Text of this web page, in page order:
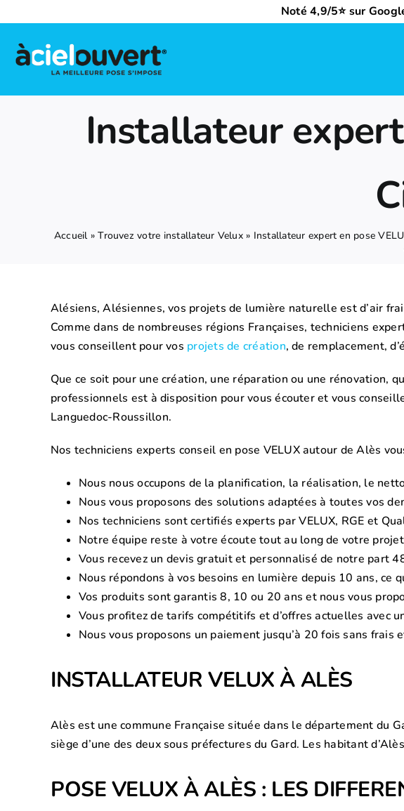
au
contenu
Noté 4,9/5⭐ sur
Nos activités
Qui sommes-nous ?
Nous rejoindre
Installateur
Accueil »Trouvez votre installateur Velux» Installateur expert en pose
Alésiens, Alésiennes, vos projets de lumière naturelle est d’air
Comme dans de nombreuses régions Françaises, techniciens
vous conseillent pour vos projets de création, de remplacement,
Que ce soit pour une création, une réparation ou une rénovation,
professionnels est à disposition pour vous écouter et vous
Languedoc-Roussillon.
Nos techniciens experts conseil en pose VELUX autour de Alès
Nous nous occupons de la planification, la réalisation, le
Nous vous proposons des solutions adaptées à toutes vos
Nos techniciens sont certifiés experts par VELUX, RGE et
Notre équipe reste à votre écoute tout au long de votre
Vous recevez un devis gratuit et personnalisé de notre part
Nous répondons à vos besoins en lumière depuis 10 ans, ce
Vos produits sont garantis 8, 10 ou 20 ans et nous vous
Vous profitez de tarifs compétitifs et d’offres actuelles avec
Nous vous proposons un paiement jusqu’à 20 fois sans
INSTALLATEUR VELUX À ALÈS
Alès est une commune Française située dans le département du
siège d’une des deux sous préfectures du Gard. Les habitant
POSE VELUX À ALÈS : LES